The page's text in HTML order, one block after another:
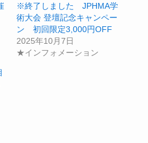
※終了しました JPHMA学
術大会 登壇記念キャンペー
ン 初回限定3,000円OFF
2025年10月7日
★インフォメーション